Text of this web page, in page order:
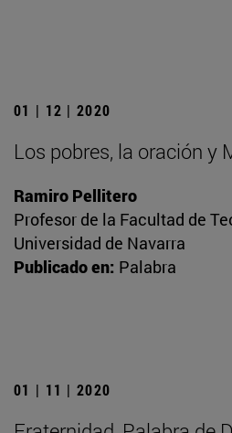
01 | 12 | 2020
Los pobres, la oración y
Ramiro Pellitero
Profesor de la Facultad de
Universidad de Navarra
Publicado en: Palabra
01 | 11 | 2020